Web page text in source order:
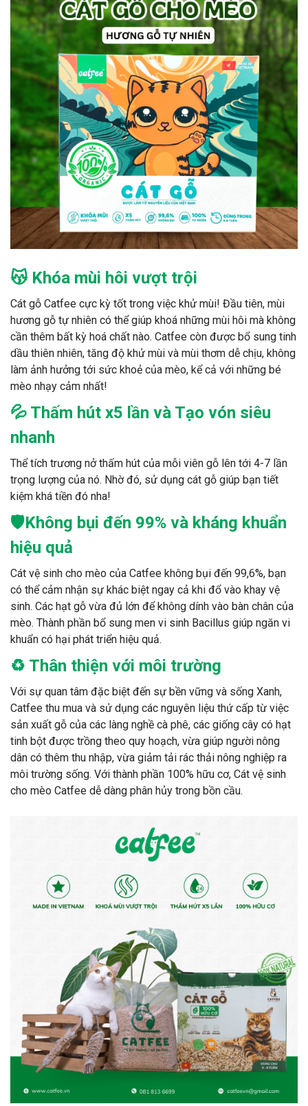
😽 Khóa mùi hôi vượt trội
Cát gỗ Catfee cực kỳ tốt trong việc khử mùi! Đầu tiên, mùi
hương gỗ tự nhiên có thể giúp khoá những mùi hôi mà không
cần thêm bất kỳ hoá chất nào. Catfee còn được bổ sung tinh
dầu thiên nhiên, tăng độ khử mùi và mùi thơm dễ chịu, không
làm ảnh hưởng tới sức khoẻ của mèo, kể cả với những bé
mèo nhạy cảm nhất!
💦 Thấm hút x5 lần và Tạo vón siêu
nhanh
Thể tích trương nở thấm hút của mỗi viên gỗ lên tới 4-7 lần
trọng lượng của nó. Nhờ đó, sử dụng cát gỗ giúp bạn tiết
kiệm khá tiền đó nha!
🛡Không bụi đến 99% và kháng khuẩn
hiệu quả
Cát vệ sinh cho mèo của Catfee không bụi đến 99,6%, bạn
có thể cảm nhận sự khác biệt ngay cả khi đổ vào khay vệ
sinh. Các hạt gỗ vừa đủ lớn để không dính vào bàn chân của
mèo. Thành phần bổ sung men vi sinh Bacillus giúp ngăn vi
khuẩn có hại phát triển hiệu quả.
♻️ Thân thiện với môi trường
Với sự quan tâm đặc biệt đến sự bền vững và sống Xanh,
Catfee thu mua và sử dụng các nguyên liệu thứ cấp từ việc
sản xuất gỗ của các làng nghề cà phê, các giống cây có hạt
tinh bột được trồng theo quy hoạch, vừa giúp người nông
dân có thêm thu nhập, vừa giảm tải rác thải nông nghiệp ra
môi trường sống. Với thành phần 100% hữu cơ, Cát vệ sinh
cho mèo Catfee dễ dàng phân hủy trong bồn cầu.